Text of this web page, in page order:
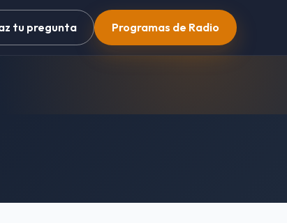
tu pregunta Programas de Radio